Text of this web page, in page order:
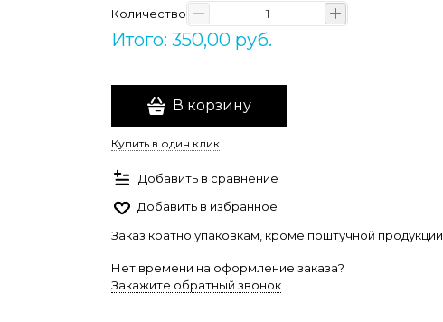
Количество
Итого: 350,00 руб.
В корзину
Купить в один клик
Добавить в сравнение
Добавить в избранное
Заказ кратно упаковкам, кроме поштучной продукции.
Нет времени на оформление заказа?
Закажите обратный звонок